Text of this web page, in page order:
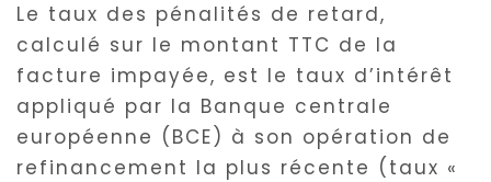
Le taux des pénalités de retard,
calculé sur le montant TTC de la
facture impayée, est le taux d’intérêt
appliqué par la Banque centrale
européenne (BCE) à son opération de
refinancement la plus récente (taux «